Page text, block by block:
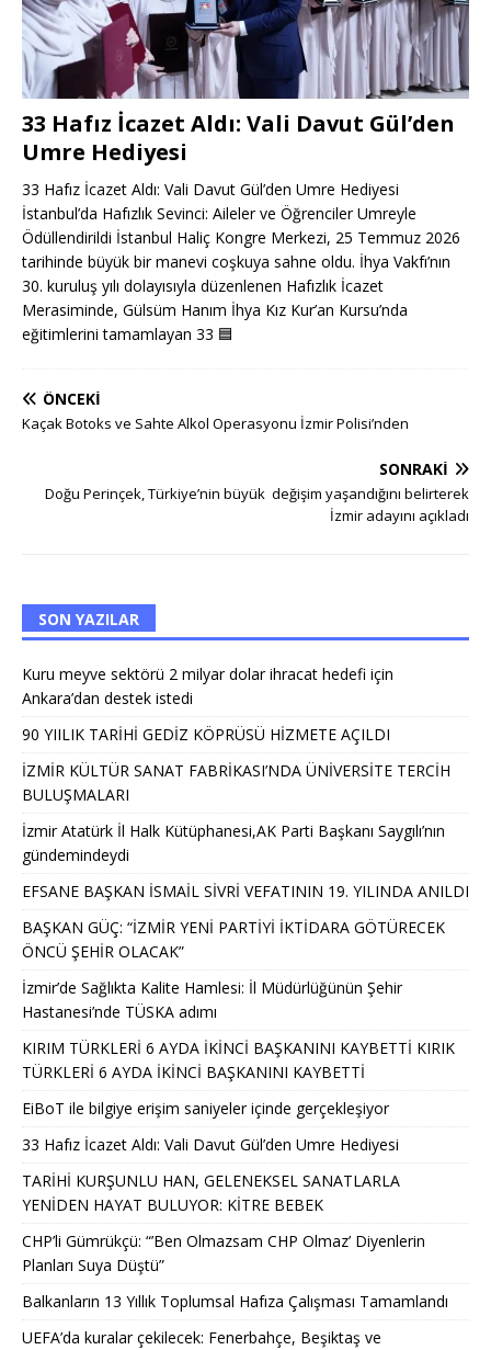
33 Hafız İcazet Aldı: Vali Davut Gül’den
Umre Hediyesi
33 Hafız İcazet Aldı: Vali Davut Gül’den Umre Hediyesi
İstanbul’da Hafızlık Sevinci: Aileler ve Öğrenciler Umreyle
Ödüllendirildi İstanbul Haliç Kongre Merkezi, 25 Temmuz 2026
tarihinde büyük bir manevi coşkuya sahne oldu. İhya Vakfı’nın
30. kuruluş yılı dolayısıyla düzenlenen Hafızlık İcazet
Merasiminde, Gülsüm Hanım İhya Kız Kur’an Kursu’nda
eğitimlerini tamamlayan 33 🟦
ÖNCEKI
Kaçak Botoks ve Sahte Alkol Operasyonu İzmir Polisi’nden
SONRAKI
Doğu Perinçek, Türkiye’nin büyük değişim yaşandığını belirterek
İzmir adayını açıkladı
SON YAZILAR
Kuru meyve sektörü 2 milyar dolar ihracat hedefi için
Ankara’dan destek istedi
90 YIILIK TARİHİ GEDİZ KÖPRÜSÜ HİZMETE AÇILDI
İZMİR KÜLTÜR SANAT FABRİKASI’NDA ÜNİVERSİTE TERCİH
BULUŞMALARI
İzmir Atatürk İl Halk Kütüphanesi,AK Parti Başkanı Saygılı’nın
gündemindeydi
EFSANE BAŞKAN İSMAİL SİVRİ VEFATININ 19. YILINDA ANILDI
BAŞKAN GÜÇ: “İZMİR YENİ PARTİYİ İKTİDARA GÖTÜRECEK
ÖNCÜ ŞEHİR OLACAK”
İzmir’de Sağlıkta Kalite Hamlesi: İl Müdürlüğünün Şehir
Hastanesi’nde TÜSKA adımı
KIRIM TÜRKLERİ 6 AYDA İKİNCİ BAŞKANINI KAYBETTİ KIRIK
TÜRKLERİ 6 AYDA İKİNCİ BAŞKANINI KAYBETTİ
EiBoT ile bilgiye erişim saniyeler içinde gerçekleşiyor
33 Hafız İcazet Aldı: Vali Davut Gül’den Umre Hediyesi
TARİHİ KURŞUNLU HAN, GELENEKSEL SANATLARLA
YENİDEN HAYAT BULUYOR: KİTRE BEBEK
CHP’li Gümrükçü: “’Ben Olmazsam CHP Olmaz’ Diyenlerin
Planları Suya Düştü”
Balkanların 13 Yıllık Toplumsal Hafıza Çalışması Tamamlandı
UEFA’da kuralar çekilecek: Fenerbahçe, Beşiktaş ve